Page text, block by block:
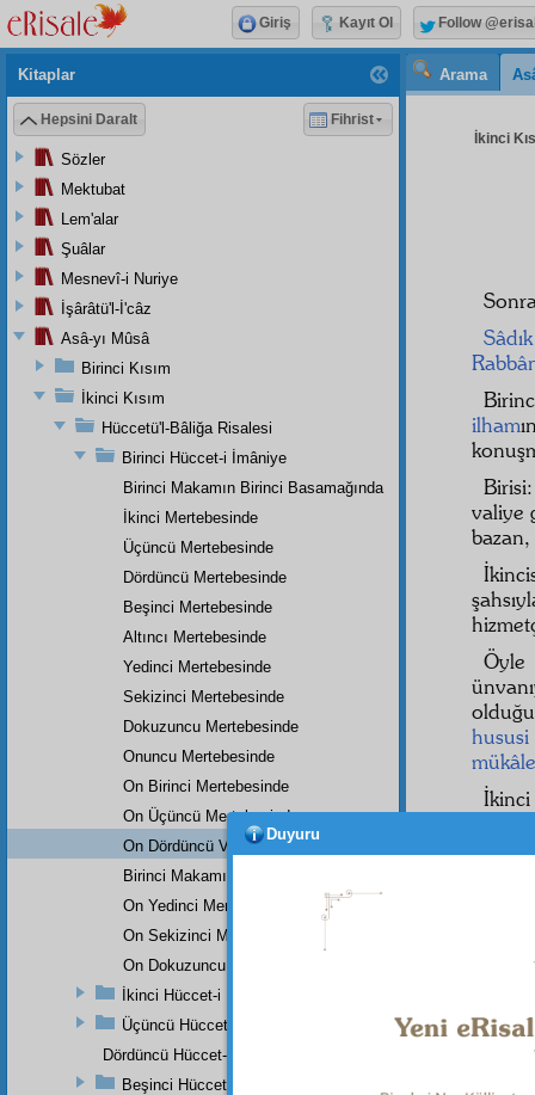
Arama
İkinci
Sâdık
ilham
valiye
hususi
Kitaplar
Hepsini Daralt Fihrist
Sözler
Mektubat
Lem'alar
Şuâlar
Mesnevî-i Nuriye
İşârâtü'l-İ'câz
Asâ-yı Mûsâ
Birinci Kısım
İkinci Kısım
Hüccetü'l-Bâliğa Risalesi
Birinci Hüccet-i İmâniye
Birinci Makamın Birinci Basamağında
İkinci Mertebesinde
Üçüncü Mertebesinde
Dördüncü Mertebesinde
Beşinci Mertebesinde
Altıncı Mertebesinde
Yedinci Mertebesinde
Sekizinci Mertebesinde
Dokuzuncu Mertebesinde
Onuncu Mertebesinde
On Birinci Mertebesinde
On Üçüncü Mertebesinde
On Dördüncü Ve On Beşinci Mertebesi
Birinci Makamın On Altıncı Mertebesinde
On Yedinci Mertebesinde
On Sekizinci Mertebesinde
On Dokuzuncu Mertebesinde
İkinci Hüccet-i İmâniye
Üçüncü Hüccet-i İmâniye
Dördüncü Hüccet-i İmâniye
Beşinci Hüccet-i İmâniye
Giriş Kayıt Ol Follow
Duyuru